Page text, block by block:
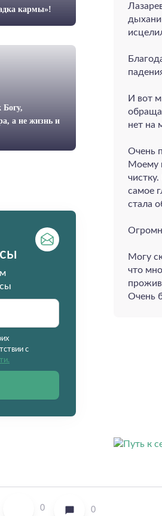
И вот
нет на
Очень
Моему
самое
стала
Могу
что
Очень
кармы»!
а не жизнь и
с
0 0